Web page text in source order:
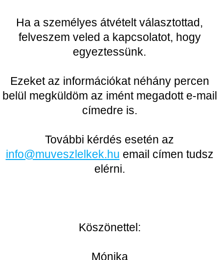
Ha a személyes átvételt választottad,
felveszem veled a kapcsolatot, hogy
egyeztessünk.
Ezeket az információkat néhány percen
belül megküldöm az imént megadott e-mail
címedre is.
További kérdés esetén az
info@muveszlelkek.hu email címen tudsz
elérni.
Köszönettel:
Mónika